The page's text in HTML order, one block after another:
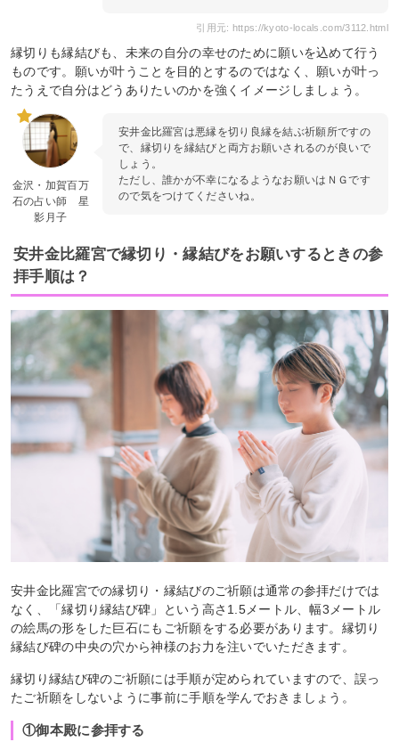
引用元: https://kyoto-locals.com/3112.html
縁切りも縁結びも、未来の自分の幸せのために願いを込めて行う
ものです。願いが叶うことを目的とするのではなく、願いが叶っ
たうえで自分はどうありたいのかを強くイメージしましょう。
金沢・加賀百万
石の占い師 星
影月子
安井金比羅宮は悪縁を切り良縁を結ぶ祈願所ですの
で、縁切りを縁結びと両方お願いされるのが良いで
しょう。
ただし、誰かが不幸になるようなお願いはＮＧです
ので気をつけてくださいね。
安井金比羅宮で縁切り・縁結びをお願いするときの参
拝手順は？
安井金比羅宮での縁切り・縁結びのご祈願は通常の参拝だけでは
なく、「縁切り縁結び碑」という高さ1.5メートル、幅3メートル
の絵馬の形をした巨石にもご祈願をする必要があります。縁切り
縁結び碑の中央の穴から神様のお力を注いでいただきます。
縁切り縁結び碑のご祈願には手順が定められていますので、誤っ
たご祈願をしないように事前に手順を学んでおきましょう。
①御本殿に参拝する